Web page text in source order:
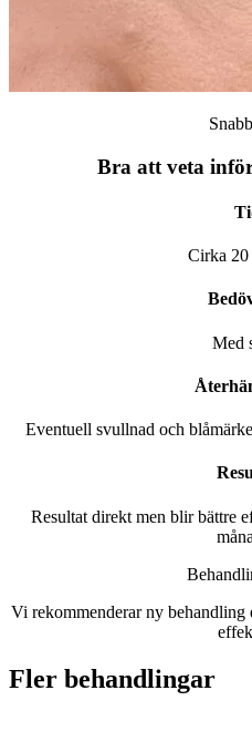
Bra att veta
Cirka
Med
Eventuell svullnad och
Resultat direkt men blir bättre
Vi rekommenderar ny behandling
Fler behandlingar